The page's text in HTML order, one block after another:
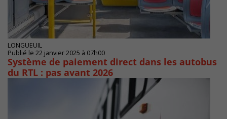
LONGUEUIL
Publié le 22 janvier 2025 à 07h00
Système de paiement direct dans les autobus
du RTL : pas avant 2026